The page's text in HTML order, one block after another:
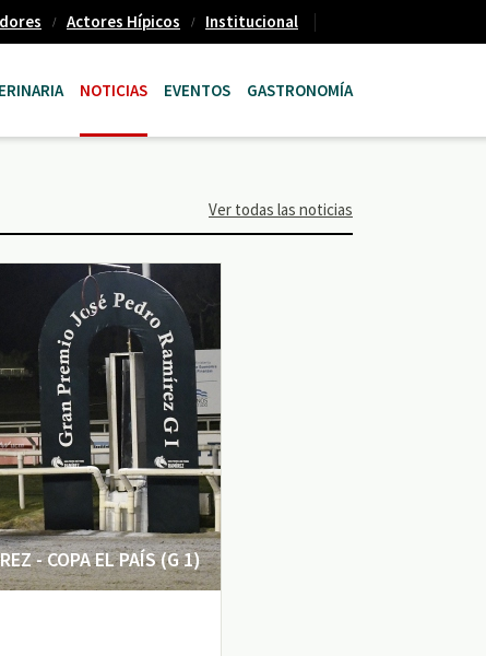
Actores Hípicos Institucional
NOTICIAS EVENTOS GASTRONOMÍA
Ver todas las noticias
- COPA EL PAÍS (G 1)